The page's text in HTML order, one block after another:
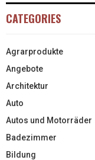
CATEGORIES
Agrarprodukte
Angebote
Architektur
Auto
Autos und Motorräder
Badezimmer
Bildung